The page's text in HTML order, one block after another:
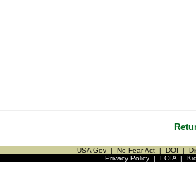
USA Gov | No Fear Act | DOI |
Privacy Policy| FOIA|